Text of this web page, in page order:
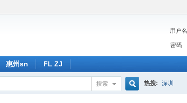
用户名
密码
惠州sn FL ZJ
搜索 热搜: 深圳